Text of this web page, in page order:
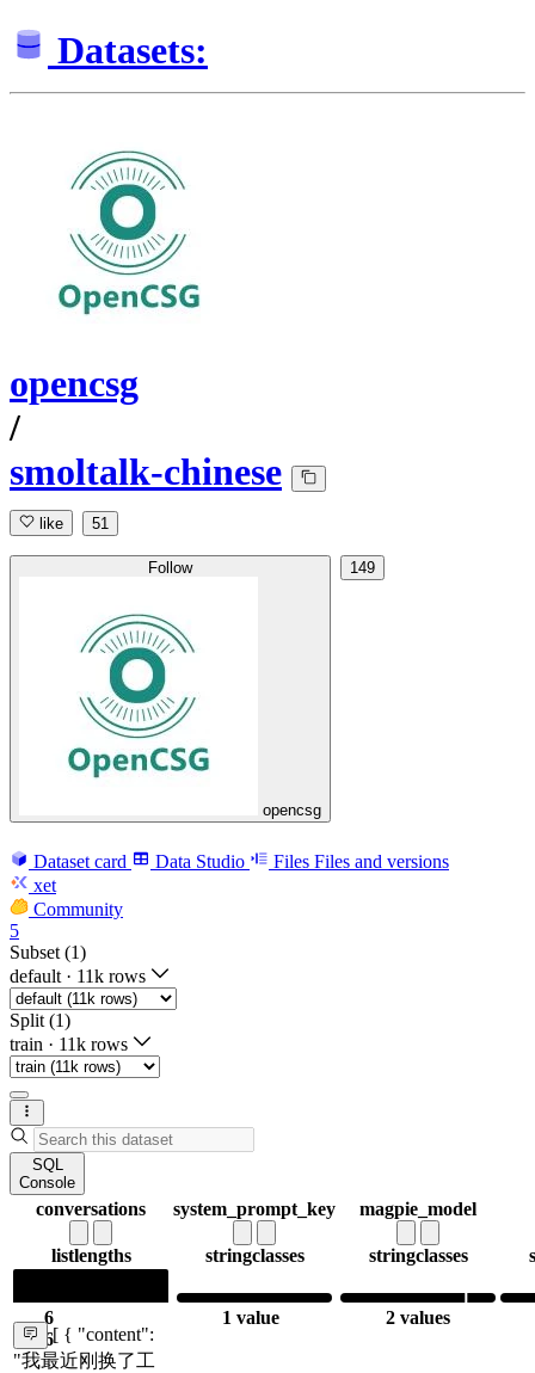
Datasets:
opencsg
/
smoltalk-chinese
like 51
Follow
opencsg
149
Dataset card Data Studio Files Files and versions
xet
Community
5
Subset (1)
default · 11k rows
Split (1)
train · 11k rows
SQL
Console
conversations
listlengths
6
6
system_prompt_key
stringclasses
1 value
magpie_model
stringclasses
2 values
[ { "content":
"我最近刚换了工